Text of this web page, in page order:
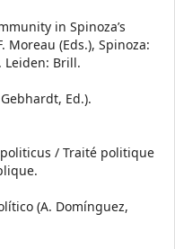
in Spinoza’s
Moreau (Eds.), Spinoza:
Leiden: Brill.
Ed.).
politicus / Traité politique
(A. Domínguez,